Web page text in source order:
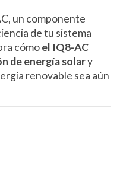
un componente
de tu sistema
cómoel IQ8-AC
de energía solary
renovable sea aún